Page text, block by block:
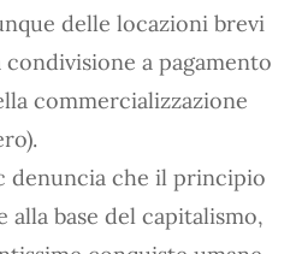
delle locazioni brevi
a pagamento
commercializzazione
denuncia che il principio
base del capitalismo,